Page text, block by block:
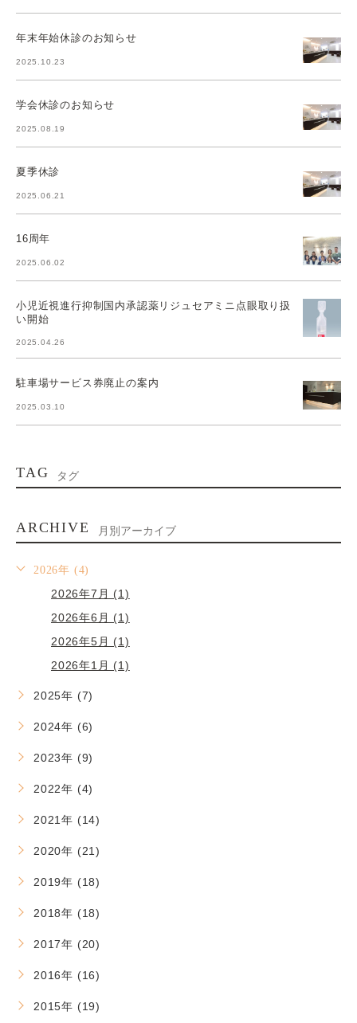
年末年始休診のお知らせ
2025.10.23
学会休診のお知らせ
2025.08.19
夏季休診
2025.06.21
16周年
2025.06.02
小児近視進行抑制国内承認薬リジュセアミニ点眼取り扱
い開始
2025.04.26
駐車場サービス券廃止の案内
2025.03.10
TAG タグ
ARCHIVE 月別アーカイブ
2026年 (4)
2026年7月 (1)
2026年6月 (1)
2026年5月 (1)
2026年1月 (1)
2025年 (7)
2024年 (6)
2023年 (9)
2022年 (4)
2021年 (14)
2020年 (21)
2019年 (18)
2018年 (18)
2017年 (20)
2016年 (16)
2015年 (19)